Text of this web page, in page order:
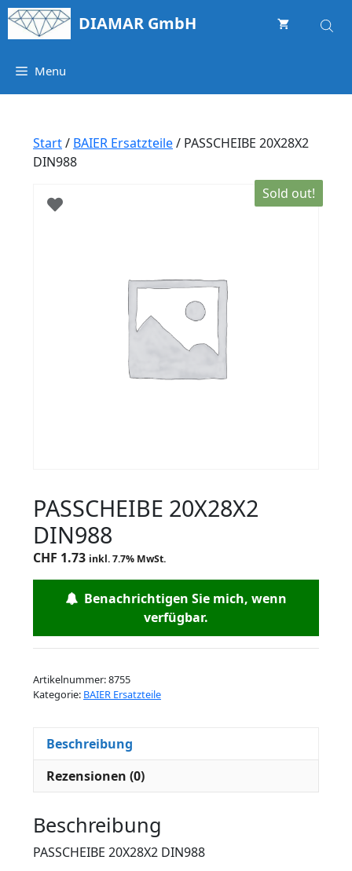
Springe
zum
DIAMAR GmbH
Menu
Start/ BAIER Ersatzteile/ PASSCHEIBE 20X28X2
DIN988
Sold out!
PASSCHEIBE 20X28X2
DIN988
CHF 1.73 inkl. 7.7% MwSt.
Benachrichtigen Sie mich, wenn
verfügbar.
Artikelnummer:8755
Kategorie: BAIER Ersatzteile
Beschreibung
Rezensionen (0)
Beschreibung
PASSCHEIBE 20X28X2 DIN988